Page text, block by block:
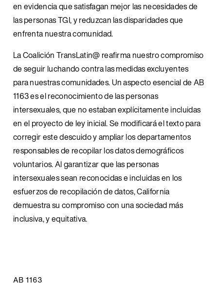
en evidencia que satisfagan mejor las necesidades de
las personas TGI, y reduzcan las disparidades que
enfrenta nuestra comunidad.
La Coalición TransLatin@ reafirma nuestro compromiso
de seguir luchando contra las medidas excluyentes
para nuestras comunidades. Un aspecto esencial de AB
1163 es el reconocimiento de las personas
intersexuales, que no estaban explícitamente incluidas
en el proyecto de ley inicial. Se modificará el texto para
corregir este descuido y ampliar los departamentos
responsables de recopilar los datos demográficos
voluntarios. Al garantizar que las personas
intersexuales sean reconocidas e incluidas en los
esfuerzos de recopilación de datos, California
demuestra su compromiso con una sociedad más
inclusiva, y equitativa.
AB 1163